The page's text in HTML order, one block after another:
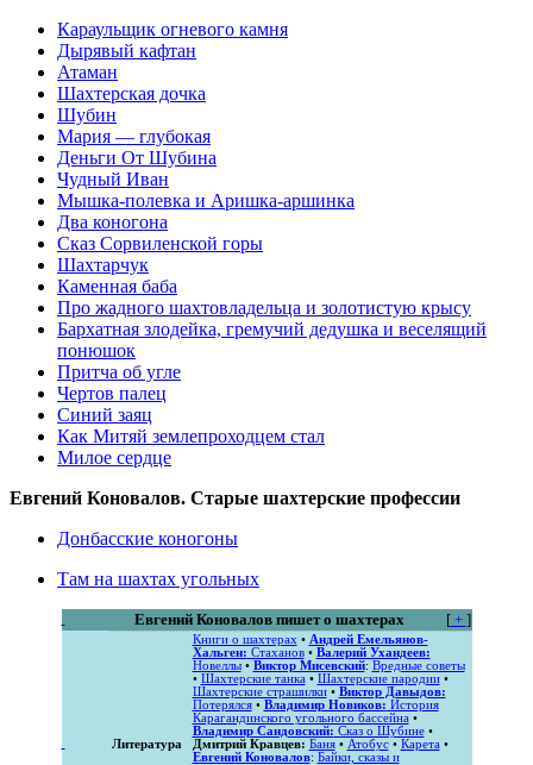
Караульщик огневого камня
Дырявый кафтан
Атаман
Шахтерская дочка
Шубин
Мария — глубокая‎
Деньги От Шубина
Чудный Иван
Мышка-полевка и Аришка-аршинка
Два коногона
Сказ Сорвиленской горы
Шахтарчук
Каменная баба
Про жадного шахтовладельца и золотистую крысу
Бархатная злодейка, гремучий дедушка и веселящий
понюшок
Притча об угле
Чертов палец
Синий заяц
Как Митяй землепроходцем стал‎
Милое сердце
Евгений Коновалов. Старые шахтерские профессии
Донбасские коногоны
Там на шахтах угольных
[+ ]
Евгений Коновалов пишет о шахтерах
Литература
Книги о шахтерах • Андрей Емельянов-
Хальген: Стаханов• Валерий Ухандеев:
Новеллы• Виктор Мисевский: Вредные советы
• Шахтерские танка• Шахтерские пародии•
Шахтерские страшилки• Виктор Давыдов:
Потерялся• Владимир Новиков: История
Карагандинского угольного бассейна•
Владимир Сандовский: Сказ о Шубине•
Дмитрий Кравцев: Баня• Атобус• Карета•
Евгений Коновалов: Байки, сказы и